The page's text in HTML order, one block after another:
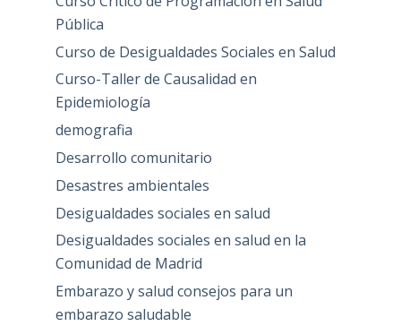
Pública
Curso de Desigualdades Sociales en Salud
Curso-Taller de Causalidad en
Epidemiología
demografia
Desarrollo comunitario
Desastres ambientales
Desigualdades sociales en salud
Desigualdades sociales en salud en la
Comunidad de Madrid
Embarazo y salud consejos para un
embarazo saludable